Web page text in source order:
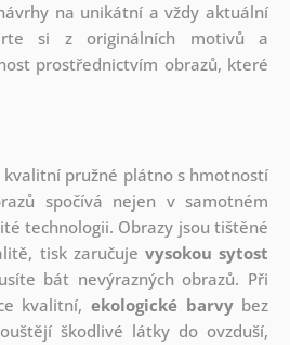
na unikátní a vždy aktuální
si z originálních motivů a
prostřednictvím obrazů, které
pružné plátno s hmotností
spočívá nejen v samotném
technologii. Obrazy jsou tištěné
tisk zaručuje vysokou sytost
bát nevýrazných obrazů. Při
kvalitní,ekologické barvybez
škodlivé látky do ovzduší,